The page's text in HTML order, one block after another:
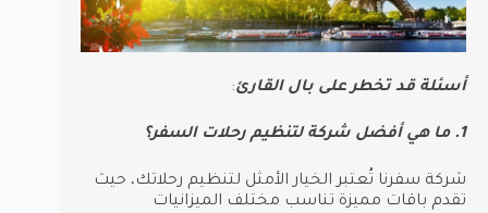
أسئلة قد تخطر على بال القارئ:
1. ما هي أفضل شركة لتنظيم رحلات السفر؟
شركة سفرنا تُعتبر الخيار الأمثل لتنظيم رحلاتك، حيث
تقدم باقات مميزة تناسب مختلف الميزانيات